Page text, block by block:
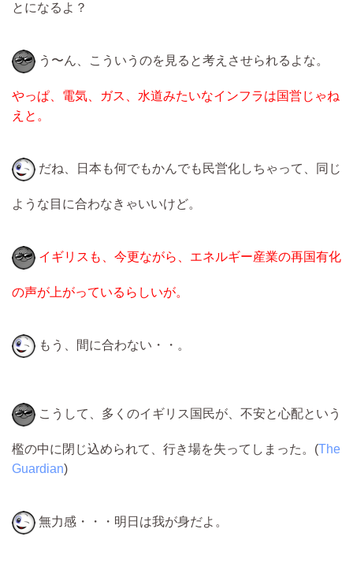
とになるよ？
う〜ん、こういうのを見ると考えさせられるよな。
やっぱ、電気、ガス、水道みたいなインフラは国営じゃね
えと。
だね、日本も何でもかんでも民営化しちゃって、同じ
ような目に合わなきゃいいけど。
イギリスも、今更ながら、エネルギー産業の再国有化
の声が上がっているらしいが。
もう、間に合わない・・。
こうして、多くのイギリス国民が、不安と心配という
檻の中に閉じ込められて、行き場を失ってしまった。(The
Guardian)
無力感・・・明日は我が身だよ。